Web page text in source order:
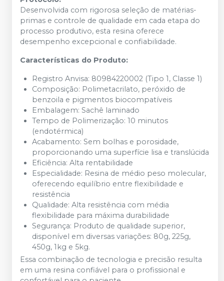
Desenvolvida com rigorosa seleção de matérias-
primas e controle de qualidade em cada etapa do
processo produtivo, esta resina oferece
desempenho excepcional e confiabilidade.
Características do Produto:
Registro Anvisa: 80984220002 (Tipo 1, Classe 1)
Composição: Polimetacrilato, peróxido de
benzoila e pigmentos biocompatíveis
Embalagem: Sachê laminado
Tempo de Polimerização: 10 minutos
(endotérmica)
Acabamento: Sem bolhas e porosidade,
proporcionando uma superfície lisa e translúcida
Eficiência: Alta rentabilidade
Especialidade: Resina de médio peso molecular,
oferecendo equilíbrio entre flexibilidade e
resistência
Qualidade: Alta resistência com média
flexibilidade para máxima durabilidade
Segurança: Produto de qualidade superior,
disponível em diversas variações: 80g, 225g,
450g, 1kg e 5kg.
Essa combinação de tecnologia e precisão resulta
em uma resina confiável para o profissional e